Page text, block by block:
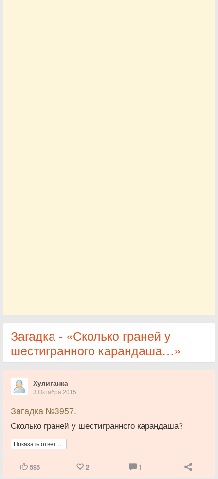
Загадка - «Сколько граней у
шестигранного карандаша…»
Хулиганка
3 Октября 2015
Загадка №3957.
Сколько граней у шестигранного карандаша?
Показать ответ …
595 2 1